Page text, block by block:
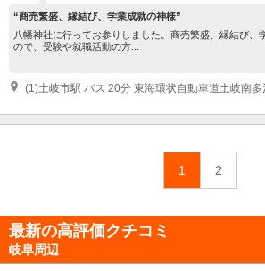
“商売繁盛、縁結び、学業成就の神様”
八幡神社に行ってお参りしました。商売繁盛、縁結び、
ので、受験や就職活動の方...
1 2
最新の高評価クチコミ
岐阜周辺